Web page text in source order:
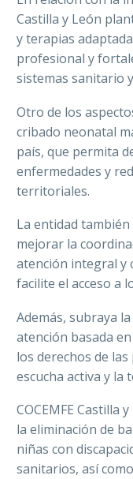
Castilla y León
y terapias
profesional y
sistemas sanitario
Otro de los
cribado neonatal
país, que permita
enfermedades y
territoriales.
La entidad
mejorar la
atención integral y
facilite el acceso a
Además, subraya
atención basada
los derechos de
escucha activa y la
COCEMFE Castilla
la eliminación de
niñas con
sanitarios, así